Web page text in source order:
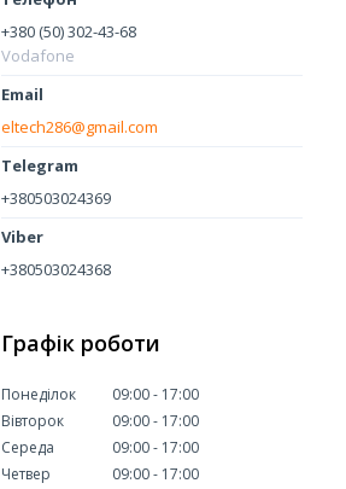
+380 (50) 302-43-68
Vodafone
eltech286@gmail.com
+380503024369
+380503024368
Графік роботи
Понеділок 09:00
17:00
Вівторок
09:00
17:00
Середа
09:00
17:00
Четвер
09:00
17:00